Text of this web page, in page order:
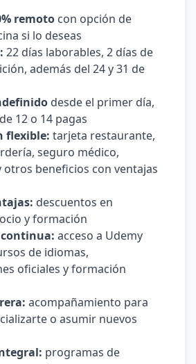
remoto con opción de
si lo deseas
22 días laborables, 2 días de
además del 24 y 31 de
desde el primer día,
12 o 14 pagas
flexible: tarjeta restaurante,
seguro médico,
beneficios con ventajas
descuentos en
y formación
acceso a Udemy
de idiomas,
oficiales y formación
acompañamiento para
o asumir nuevos
programas de